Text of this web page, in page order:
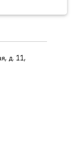
д. 11,